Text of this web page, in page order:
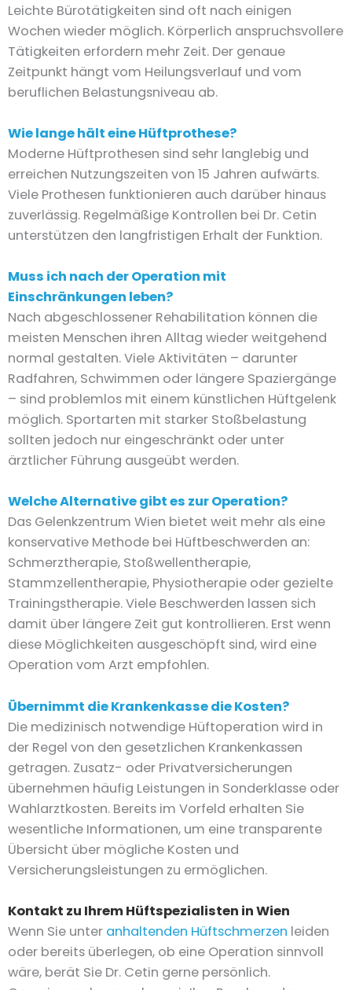
Leichte Bürotätigkeiten sind oft nach einigen
Wochen wieder möglich. Körperlich anspruchsvollere
Tätigkeiten erfordern mehr Zeit. Der genaue
Zeitpunkt hängt vom Heilungsverlauf und vom
beruflichen Belastungsniveau ab.
Wie lange hält eine Hüftprothese?
Moderne Hüftprothesen sind sehr langlebig und
erreichen Nutzungszeiten von 15 Jahren aufwärts.
Viele Prothesen funktionieren auch darüber hinaus
zuverlässig. Regelmäßige Kontrollen bei Dr. Cetin
unterstützen den langfristigen Erhalt der Funktion.
Muss ich nach der Operation mit
Einschränkungen leben?
Nach abgeschlossener Rehabilitation können die
meisten Menschen ihren Alltag wieder weitgehend
normal gestalten. Viele Aktivitäten – darunter
Radfahren, Schwimmen oder längere Spaziergänge
– sind problemlos mit einem künstlichen Hüftgelenk
möglich. Sportarten mit starker Stoßbelastung
sollten jedoch nur eingeschränkt oder unter
ärztlicher Führung ausgeübt werden.
Welche Alternative gibt es zur Operation?
Das Gelenkzentrum Wien bietet weit mehr als eine
konservative Methode bei Hüftbeschwerden an:
Schmerztherapie, Stoßwellentherapie,
Stammzellentherapie, Physiotherapie oder gezielte
Trainingstherapie. Viele Beschwerden lassen sich
damit über längere Zeit gut kontrollieren. Erst wenn
diese Möglichkeiten ausgeschöpft sind, wird eine
Operation vom Arzt empfohlen.
Übernimmt die Krankenkasse die Kosten?
Die medizinisch notwendige Hüftoperation wird in
der Regel von den gesetzlichen Krankenkassen
getragen. Zusatz- oder Privatversicherungen
übernehmen häufig Leistungen in Sonderklasse oder
Wahlarztkosten. Bereits im Vorfeld erhalten Sie
wesentliche Informationen, um eine transparente
Übersicht über mögliche Kosten und
Versicherungsleistungen zu ermöglichen.
Kontakt zu Ihrem Hüftspezialisten in Wien
Wenn Sie unter anhaltenden Hüftschmerzen leiden
oder bereits überlegen, ob eine Operation sinnvoll
wäre, berät Sie Dr. Cetin gerne persönlich.